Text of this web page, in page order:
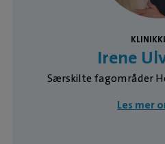
Irene
Les mer